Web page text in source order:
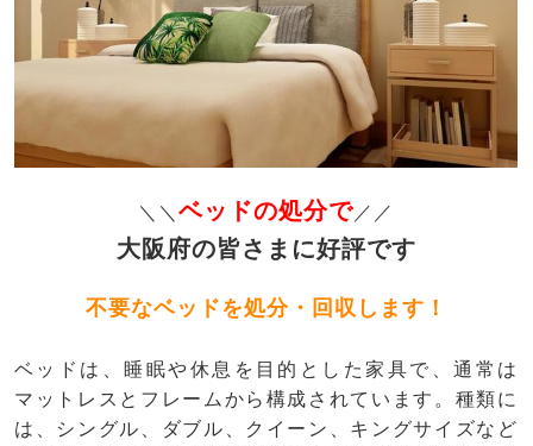
＼＼ ベッドの処分で／／
大阪府の皆さまに好評です
不要なベッドを処分・回収します！
ベッドは、睡眠や休息を目的とした家具で、通常は
マットレスとフレームから構成されています。種類に
は、シングル、ダブル、クイーン、キングサイズなど